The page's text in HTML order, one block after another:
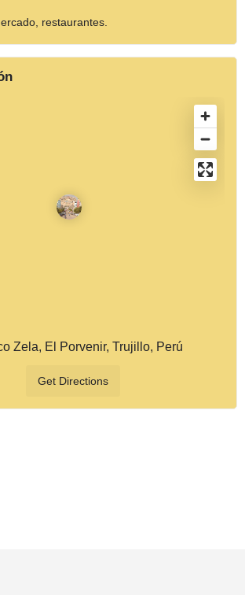
restaurantes.
Zela, El Porvenir, Trujillo, Perú
Get Directions